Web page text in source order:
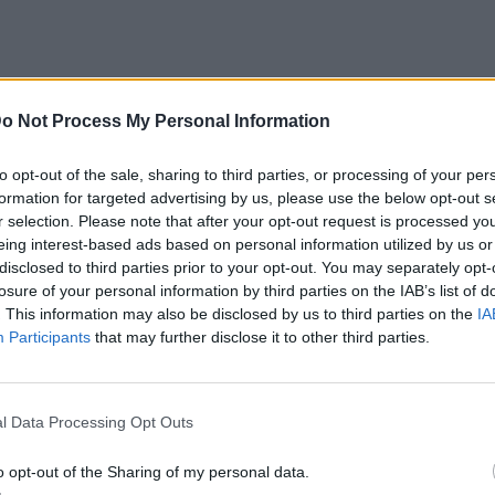
Not Process My Personal Information
opt-out of the sale, sharing to third parties, or processing of your
for targeted advertising by us, please use the below opt-out
selection. Please note that after your opt-out request is processed
interest-based ads based on personal information utilized by us
to third parties prior to your opt-out. You may separately
of your personal information by third parties on the IAB’s list of
This information may also be disclosed by us to third parties on the
Participants that may further disclose it to other third parties.
Data Processing Opt Outs
opt-out of the Sharing of my personal data.
την προώθηση της συνεργασίας
μεταξύ Ιταλών ερευνητών που
Ιβηρικής Χερσονήσου και της
της πλατφόρμας, ερευνητές και
να ενισχύσουν τη γνώση τους και να
τις πολιτιστικές, κοινωνικές, και
αυτών.
look στην Ιταλία
να αναδείξει έναν πιο
την αρχική της εμφάνιση, που ήταν
το γκρι παντελόνι, αντάλλαξε λίγο